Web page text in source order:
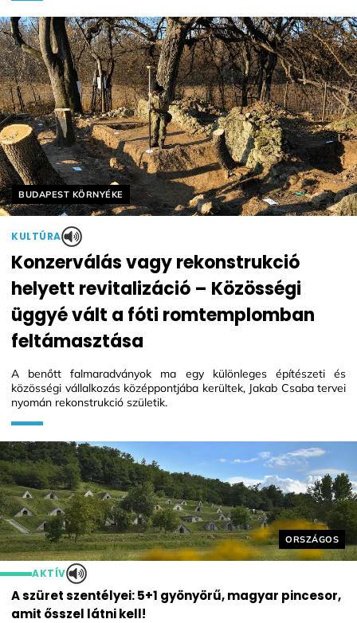
Helyszín
ORSZÁGOS
AKTÍV
A szüret szentélyei: 5+1 gyönyörű, magyar pincesor,
amit ősszel látni kell!
Helyszín címkék:
BUDAPEST KÖRNYÉKE
KULTÚRA
Konzerválás vagy rekonstrukció
helyett revitalizáció – Közösségi
üggyé vált a fóti romtemplomban
feltámasztása
A benőtt falmaradványok ma egy különleges építészeti és
közösségi vállalkozás középpontjába kerültek, Jakab Csaba tervei
nyomán rekonstrukció születik.